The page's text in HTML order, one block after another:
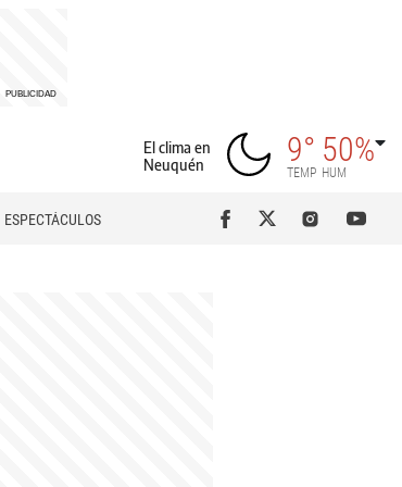
El clima en
Neuquén
9°
TEMP
50%
HUM
ESPECTÁCULOS